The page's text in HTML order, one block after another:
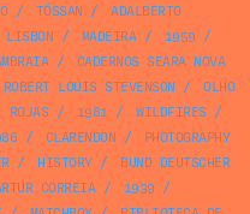
/ TÓSSAN /
ADALBERTO
LISBON / MADEIRA/ 1959 /
/
CADERNOS SEARA NOVA
ROBERT LOUIS STEVENSON /
OLHO
ROJAS / 1981 / WILDFIRES /
/ CLARENDON /
PHOTOGRAPHY
/ HISTORY/
BUND DEUTSCHER
CORREIA/ 1939 /